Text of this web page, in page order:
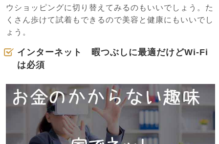
ウショッピングに切り替えてみるのもいいでしょう。た
くさん歩けて試着もできるので美容と健康にもいいでし
ょう。
インターネット 暇つぶしに最適だけどWi-Fi
は必須